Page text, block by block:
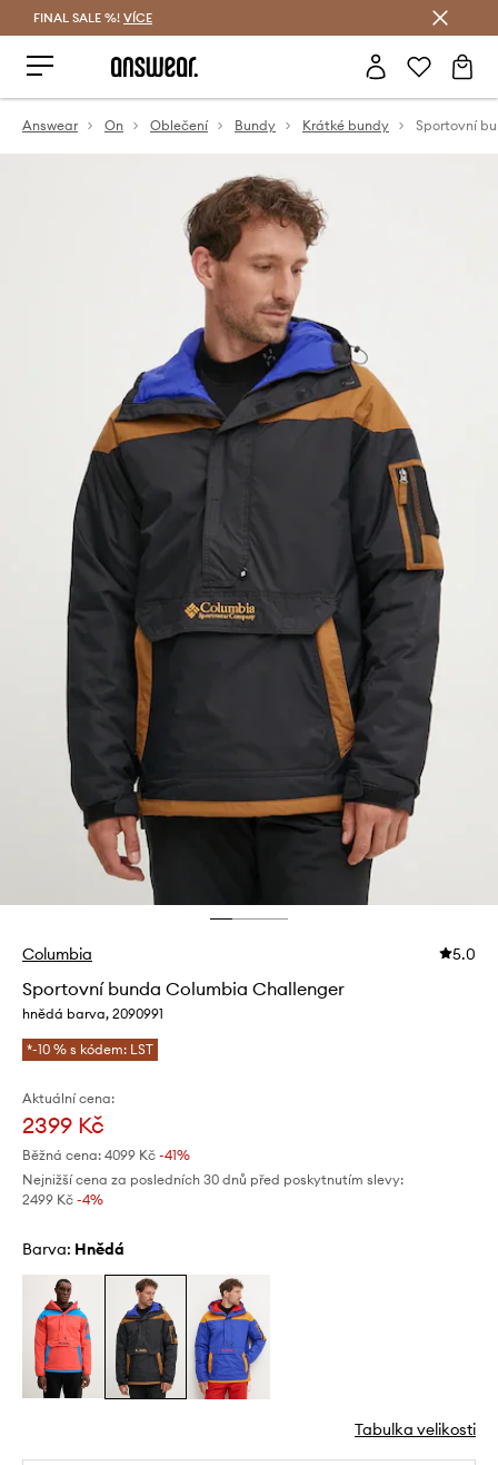
FINAL SALE %! VÍCE
Answear On Oblečení Bundy Krátké bundy
Columbia 5.0
Sportovní bunda Columbia Challenger
hnědá barva, 2090991
*-10 % s kódem: LST
Aktuální cena:
2399 Kč
Běžná cena: 4099 Kč -41%
Nejnižší cena za posledních 30 dnů před poskytnutím slevy:
2499 Kč -4%
Barva: hnědá
Tabulka velikosti